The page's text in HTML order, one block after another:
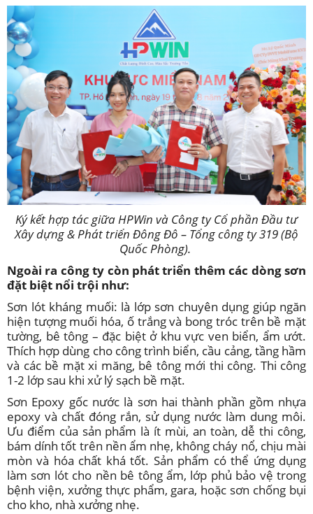
Ký kết hợp tác giữa HPWin và Công ty Cổ phần Đầu tư
Xây dựng & Phát triển Đông Đô – Tổng công ty 319 (Bộ
Quốc Phòng).
Ngoài ra công ty còn phát triển thêm các dòng sơn
đặt biệt nổi trội như:
Sơn lót kháng muối: là lớp sơn chuyên dụng giúp ngăn
hiện tượng muối hóa, ố trắng và bong tróc trên bề mặt
tường, bê tông – đặc biệt ở khu vực ven biển, ẩm ướt.
Thích hợp dùng cho công trình biển, cầu cảng, tầng hầm
và các bề mặt xi măng, bê tông mới thi công. Thi công
1-2 lớp sau khi xử lý sạch bề mặt.
Sơn Epoxy gốc nước là sơn hai thành phần gồm nhựa
epoxy và chất đóng rắn, sử dụng nước làm dung môi.
Ưu điểm của sản phẩm là ít mùi, an toàn, dễ thi công,
bám dính tốt trên nền ẩm nhẹ, không cháy nổ, chịu mài
mòn và hóa chất khá tốt. Sản phẩm có thể ứng dụng
làm sơn lót cho nền bê tông ẩm, lớp phủ bảo vệ trong
bệnh viện, xưởng thực phẩm, gara, hoặc sơn chống bụi
cho kho, nhà xưởng nhẹ.